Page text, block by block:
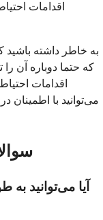
اقدامات
به خاطر داشته باشید
که حتما دوباره آن
اقدامات
می‌توانید با
آیا می‌توانید